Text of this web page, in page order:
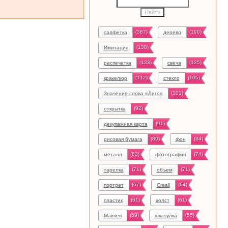
салфетка (367) дерево (190)
Имитация (138)
распечатка (133) свеча (125)
кракелюр (112) стекло (105)
Значение слова «Лиго» (101)
открытка (92)
декупажная карта (91)
рисовая бумага (89) фон (84)
металл (83) фотография (74)
тарелка (71) объем (71)
портрет (67) Creall (64)
пластик (61) холст (61)
Maimeri (59) шкатулка (55)